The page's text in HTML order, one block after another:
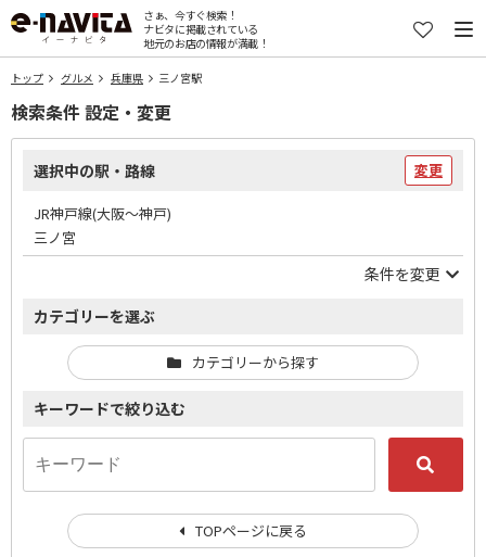
さぁ、今すぐ検索！
ナビタに掲載されている
地元のお店の情報が満載！
トップ グルメ 兵庫県 三ノ宮駅
検索条件 設定・変更
選択中の駅・路線 変更
JR神戸線(大阪～神戸)
三ノ宮
条件を変更
カテゴリーを選ぶ
カテゴリーから探す
キーワードで絞り込む
TOPページに戻る